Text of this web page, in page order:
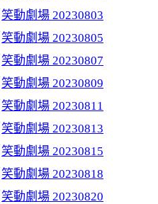
笑動劇場 20230803
笑動劇場 20230805
笑動劇場 20230807
笑動劇場 20230809
笑動劇場 20230811
笑動劇場 20230813
笑動劇場 20230815
笑動劇場 20230818
笑動劇場 20230820